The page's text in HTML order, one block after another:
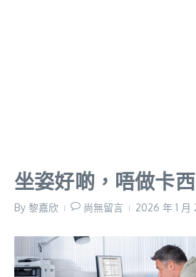
坐姿好啲，唔做卡
By 黎嘉欣 尚無留言 2026 年 1 月